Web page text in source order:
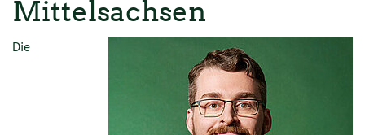
Mittelsachsen
Die